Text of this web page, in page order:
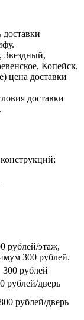
доставки
Звездный,
Копейск,
цена доставки
доставки
рублей/этаж,
300 рублей.
300 рублей
рублей/дверь
рублей/дверь